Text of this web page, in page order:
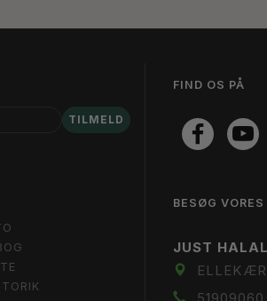
TILMELD
FIND OS PÅ
BESØG
JUST
51909060